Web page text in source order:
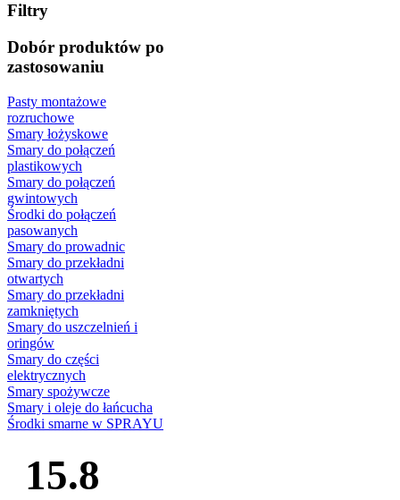
Filtry
Dobór produktów po
zastosowaniu
Pasty montażowe
rozruchowe
Smary łożyskowe
Smary do połączeń
plastikowych
Smary do połączeń
gwintowych
Środki do połączeń
pasowanych
Smary do prowadnic
Smary do przekładni
otwartych
Smary do przekładni
zamkniętych
Smary do uszczelnień i
oringów
Smary do części
elektrycznych
Smary spożywcze
Smary i oleje do łańcucha
Środki smarne w SPRAYU
15.8